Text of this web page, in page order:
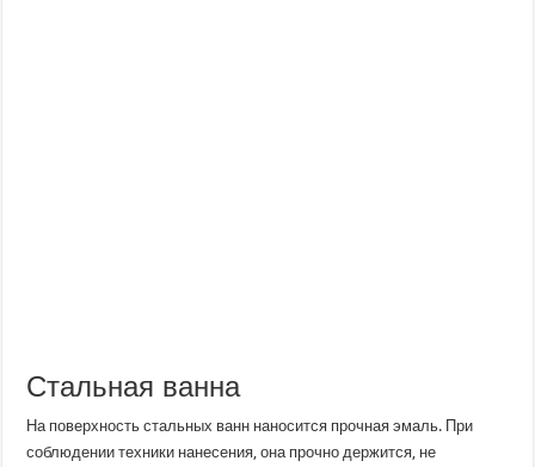
Стальная ванна
На поверхность стальных ванн наносится прочная эмаль. При
соблюдении техники нанесения, она прочно держится, не